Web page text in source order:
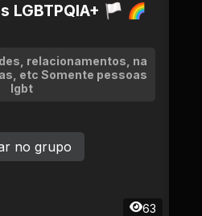
LGBTPQIA+ 🏳 🌈
relacionamentos, na
etc Somente pessoas
lgbt
63
no grupo